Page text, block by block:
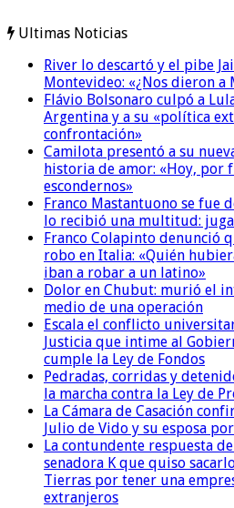
Ultimas Noticias
River lo descartó y el pibe
Montevideo: «¿Nos dieron a
Flávio Bolsonaro culpó a
Argentina y a su «política
confrontación»
Camilota presentó a su
historia de amor: «Hoy, por
escondernos»
Franco Mastantuono se fue
lo recibió una multitud:
Franco Colapinto denunció
robo en Italia: «Quién
iban a robar a un latino»
Dolor en Chubut: murió el
medio de una operación
Escala el conflicto
Justicia que intime al
cumple la Ley de Fondos
Pedradas, corridas y
la marcha contra la Ley de
La Cámara de Casación
Julio de Vido y su esposa
La contundente respuesta
senadora K que quiso
Tierras por tener una
extranjeros